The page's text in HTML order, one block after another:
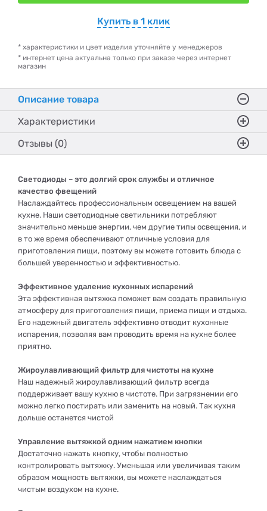
Купить в 1 клик
* характеристики и цвет изделия уточняйте у менеджеров
* интернет цена актуальна только при заказе через интернет
магазин
Описание товара
Характеристики
Отзывы (0)
Светодиоды – это долгий срок службы и отличное
качество фвещений
Наслаждайтесь профессиональным освещением на вашей
кухне. Наши светодиодные светильники потребляют
значительно меньше энергии, чем другие типы освещения, и
в то же время обеспечивают отличные условия для
приготовления пищи, поэтому вы можете готовить блюда с
большей уверенностью и эффективностью.
Эффективное удаление кухонных испарений
Эта эффективная вытяжка поможет вам создать правильную
атмосферу для приготовления пищи, приема пищи и отдыха.
Его надежный двигатель эффективно отводит кухонные
испарения, позволяя вам проводить время на кухне более
приятно.
Жироулавливающий фильтр для чистоты на кухне
Наш надежный жироулавливающий фильтр всегда
поддерживает вашу кухню в чистоте. При загрязнении его
можно легко постирать или заменить на новый. Так кухня
дольше останется чистой
Управление вытяжкой одним нажатием кнопки
Достаточно нажать кнопку, чтобы полностью
контролировать вытяжку. Уменьшая или увеличивая таким
образом мощность вытяжки, вы можете наслаждаться
чистым воздухом на кухне.